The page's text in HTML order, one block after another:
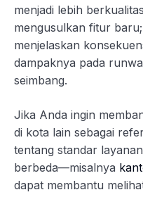
menjadi lebih
mengusulkan fitur
menjelaskan
dampaknya pada
seimbang.
Jika Anda ingin
di kota lain sebagai
tentang standar
berbeda—misalnya
dapat membantu